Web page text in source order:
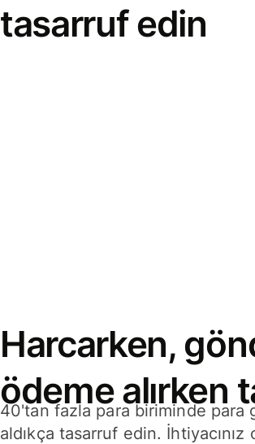
tasarruf edin
Harcarken,
ödeme alırken
40'tan fazla para biriminde para
aldıkça tasarruf edin.